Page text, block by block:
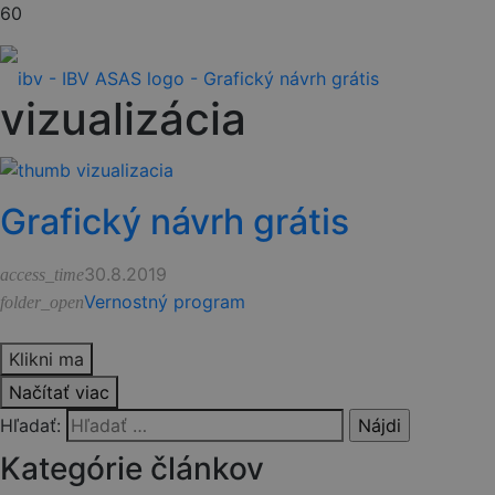
vizualizácia
Grafický návrh grátis
access_time30.8.2019
folder_openVernostný program
Klikni ma
Načítať viac
Hľadať:
Kategórie článkov